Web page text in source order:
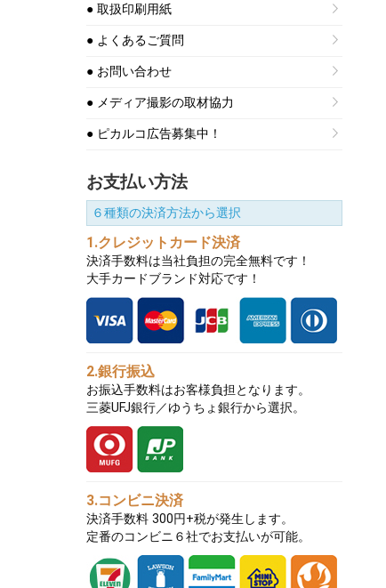
● 取扱印刷用紙
● よくあるご質問
● お問い合わせ
● メディア撮影の取材協力
● ピカルコ広告募集中！
お支払い方法
６種類の決済方法から選択
1.クレジットカード決済
決済手数料は当社負担の完全無料です！
大手カードブランド対応です！
2.銀行振込
お振込手数料はお客様負担となります。
三菱UFJ銀行／ゆうちょ銀行から選択。
3.コンビニ決済
決済手数料 300円+税が発生します。
定番のコンビニ６社でお支払いが可能。